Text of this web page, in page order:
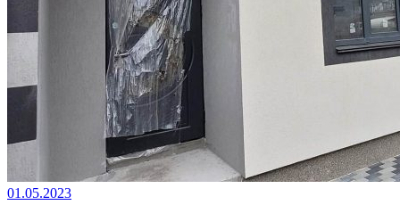
01.05.2023